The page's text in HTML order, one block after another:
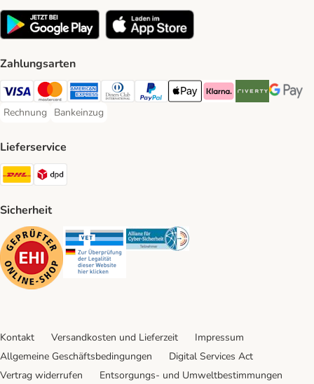
Zahlungsarten
Visa Payment Method
Mastercard Payment Method
American Express Payment Method
Diners Club Payment Method
PayPal Payment Method
Apple Pay Payment Method
Klarna Payment Method
Riverty Payment
Google
Rechnung
Rechnung Payment Method
Bankeinzug
Bankeinzug Payment Method
Lieferservice
DHL Shipping Method
Sicherheit
Security Security Security
Kontakt Versandkosten und Lieferzeit
Impressum
Allgemeine Geschäftsbedingungen
Digital Services Act
Vertrag widerrufen
Entsorgungs- und Umweltbestimmungen